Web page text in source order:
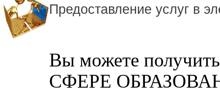
Предоставление услуг в
Вы можете
СФЕРЕ